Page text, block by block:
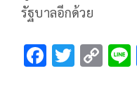
รัฐบาลอีกด้วย
F T C